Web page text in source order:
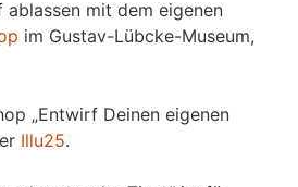
mit dem eigenen
im Gustav-Lübcke-Museum,
„Entwirf Deinen eigenen
Illu25.